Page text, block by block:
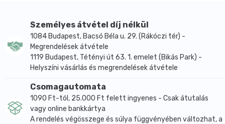
Személyes átvétel díj nélkül
1084 Budapest, Bacsó Béla u. 29. (Rákóczi tér) -
Megrendelések átvétele
1119 Budapest, Tétényi út 63. 1. emelet (Bikás Park) -
Helyszíni vásárlás és megrendelések átvétele
Csomagautomata
1090 Ft-tól, 25.000 Ft felett ingyenes - Csak átutalás
vagy online bankkártya
A rendelés végösszege és súlya függvényében változhat, a